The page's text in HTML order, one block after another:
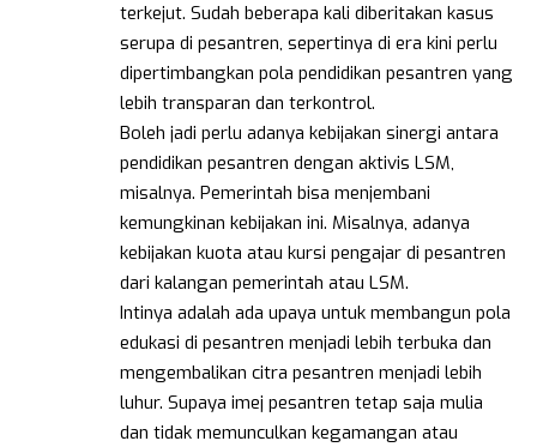
terkejut. Sudah beberapa kali diberitakan kasus
serupa di pesantren, sepertinya di era kini perlu
dipertimbangkan pola pendidikan pesantren yang
lebih transparan dan terkontrol.
Boleh jadi perlu adanya kebijakan sinergi antara
pendidikan pesantren dengan aktivis LSM,
misalnya. Pemerintah bisa menjembani
kemungkinan kebijakan ini. Misalnya, adanya
kebijakan kuota atau kursi pengajar di pesantren
dari kalangan pemerintah atau LSM.
Intinya adalah ada upaya untuk membangun pola
edukasi di pesantren menjadi lebih terbuka dan
mengembalikan citra pesantren menjadi lebih
luhur. Supaya imej pesantren tetap saja mulia
dan tidak memunculkan kegamangan atau